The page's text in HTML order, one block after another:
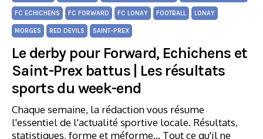
FC ECHICHENS FC FORWARD FC LONAY FOOTBALL LONAY
MORGES RED DEVILS SAINT-PREX
Le derby pour Forward, Echichens et
Saint-Prex battus | Les résultats
sports du week-end
Chaque semaine, la rédaction vous résume
l'essentiel de l'actualité sportive locale. Résultats,
statistiques, forme et méforme... Tout ce qu'il ne